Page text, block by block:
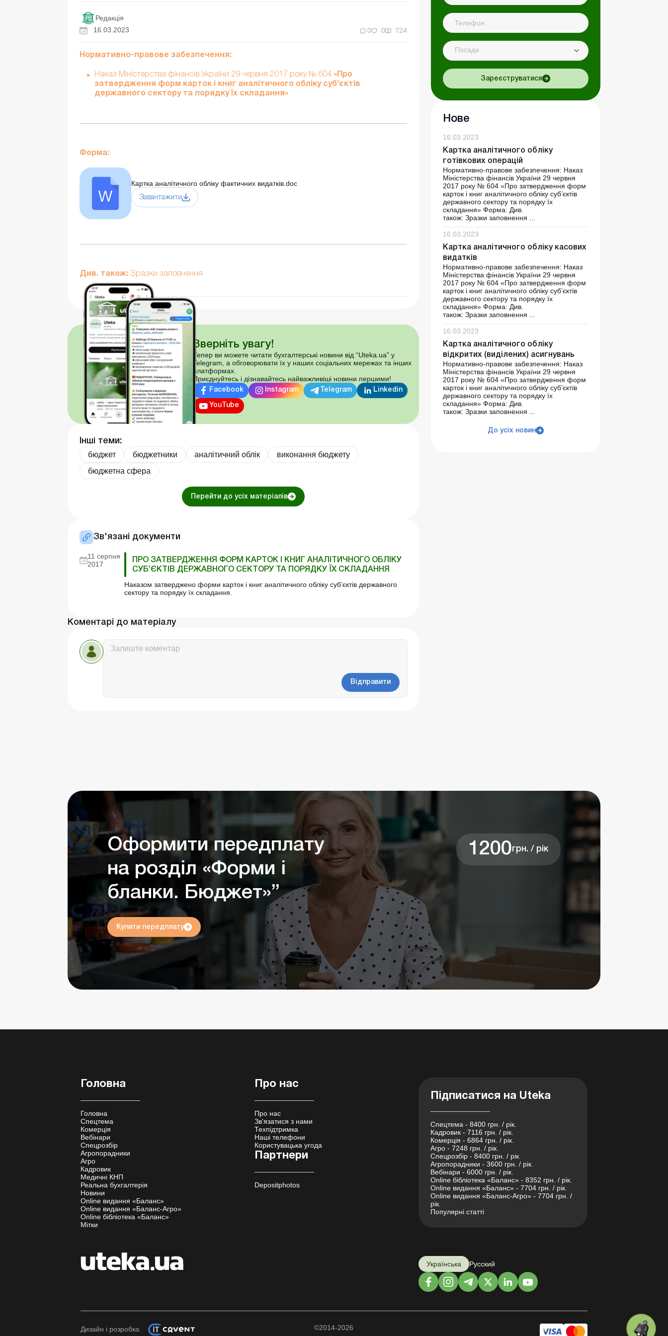
Редакція
16.03.2023
0 0 724
Нормативно-правове забезпечення:
Наказ Міністерства фінансів України 29 червня 2017 року № 604 «Про
затвердження форм карток і книг аналітичного обліку суб’єктів
державного сектору та порядку їх складання»
Форма:
Картка аналітичного обліку фактичних видатків.doc
Завантажити
Див. також: Зразки заповнення
Зверніть увагу!
Тепер ви можете читати бухгалтерські новини від “Uteka.ua” у
Telegram, а обговорювати їх у наших соціальних мережах та інших
платформах.
Приєднуйтесь і дізнавайтесь найважливіші новини першими!
Facebook Instagram Telegram Linkedin
YouTube
Інші теми:
бюджет бюджетники аналітичний облік
виконання бюджету
бюджетна сфера
Перейти до усіх матеріалів
Зв'язані документи
11 серпня
2017
ПРО ЗАТВЕРДЖЕННЯ ФОРМ КАРТОК І КНИГ АНАЛІТИЧНОГО ОБЛІКУ
СУБ’ЄКТІВ ДЕРЖАВНОГО СЕКТОРУ ТА ПОРЯДКУ ЇХ СКЛАДАННЯ
Наказом затверджено форми карток і книг аналітичного обліку суб’єктів державного
сектору та порядку їх складання.
Коментарі до матеріалу
Відправити
Посада
Зареєструватися
Нове
16.03.2023
Картка аналітичного обліку
готівкових операцій
Нормативно-правове забезпечення: Наказ
Міністерства фінансів України 29 червня
2017 року № 604 «Про затвердження форм
карток і книг аналітичного обліку суб’єктів
державного сектору та порядку їх
складання» Форма: Див.
також: Зразки заповнення ...
16.03.2023
Картка аналітичного обліку касових
видатків
Нормативно-правове забезпечення: Наказ
Міністерства фінансів України 29 червня
2017 року № 604 «Про затвердження форм
карток і книг аналітичного обліку суб’єктів
державного сектору та порядку їх
складання» Форма: Див.
також: Зразки заповнення ...
16.03.2023
Картка аналітичного обліку
відкритих (виділених) асигнувань
Нормативно-правове забезпечення: Наказ
Міністерства фінансів України 29 червня
2017 року № 604 «Про затвердження форм
карток і книг аналітичного обліку суб’єктів
державного сектору та порядку їх
складання» Форма: Див.
також: Зразки заповнення ...
До усіх новин
Оформити передплату
на розділ «Форми і
бланки. Бюджет»”
Купити передплату
1200грн. / рік
Головна
Головна
Спецтема
Комерція
Вебінари
Спецрозбір
Агропорадники
Агро
Кадровик
Медичні КНП
Реальна бухгалтерія
Новини
Online видання «Баланс»
Online видання «Баланс-Агро»
Online бібліотека «Баланс»
Мітки
Про нас
Про нас
Зв'язатися з нами
Техпідтримка
Наші телефони
Користувацька угода
Партнери
Depositphotos
Підписатися на Uteka
Спецтема - 8400 грн. / рік.
Кадровик - 7116 грн. / рік.
Комерція - 6864 грн. / рік.
Агро - 7248 грн. / рік.
Спецрозбір - 8400 грн. / рік.
Агропорадники - 3600 грн. / рік.
Вебінари - 6000 грн. / рік.
Online бібліотека «Баланс» - 8352 грн. / рік.
Online видання «Баланс» - 7704 грн. / рік.
Online видання «Баланс-Агро» - 7704 грн. /
рік.
Популярні статті
Українська Русский
Дизайн і розробка: ©2014-2026